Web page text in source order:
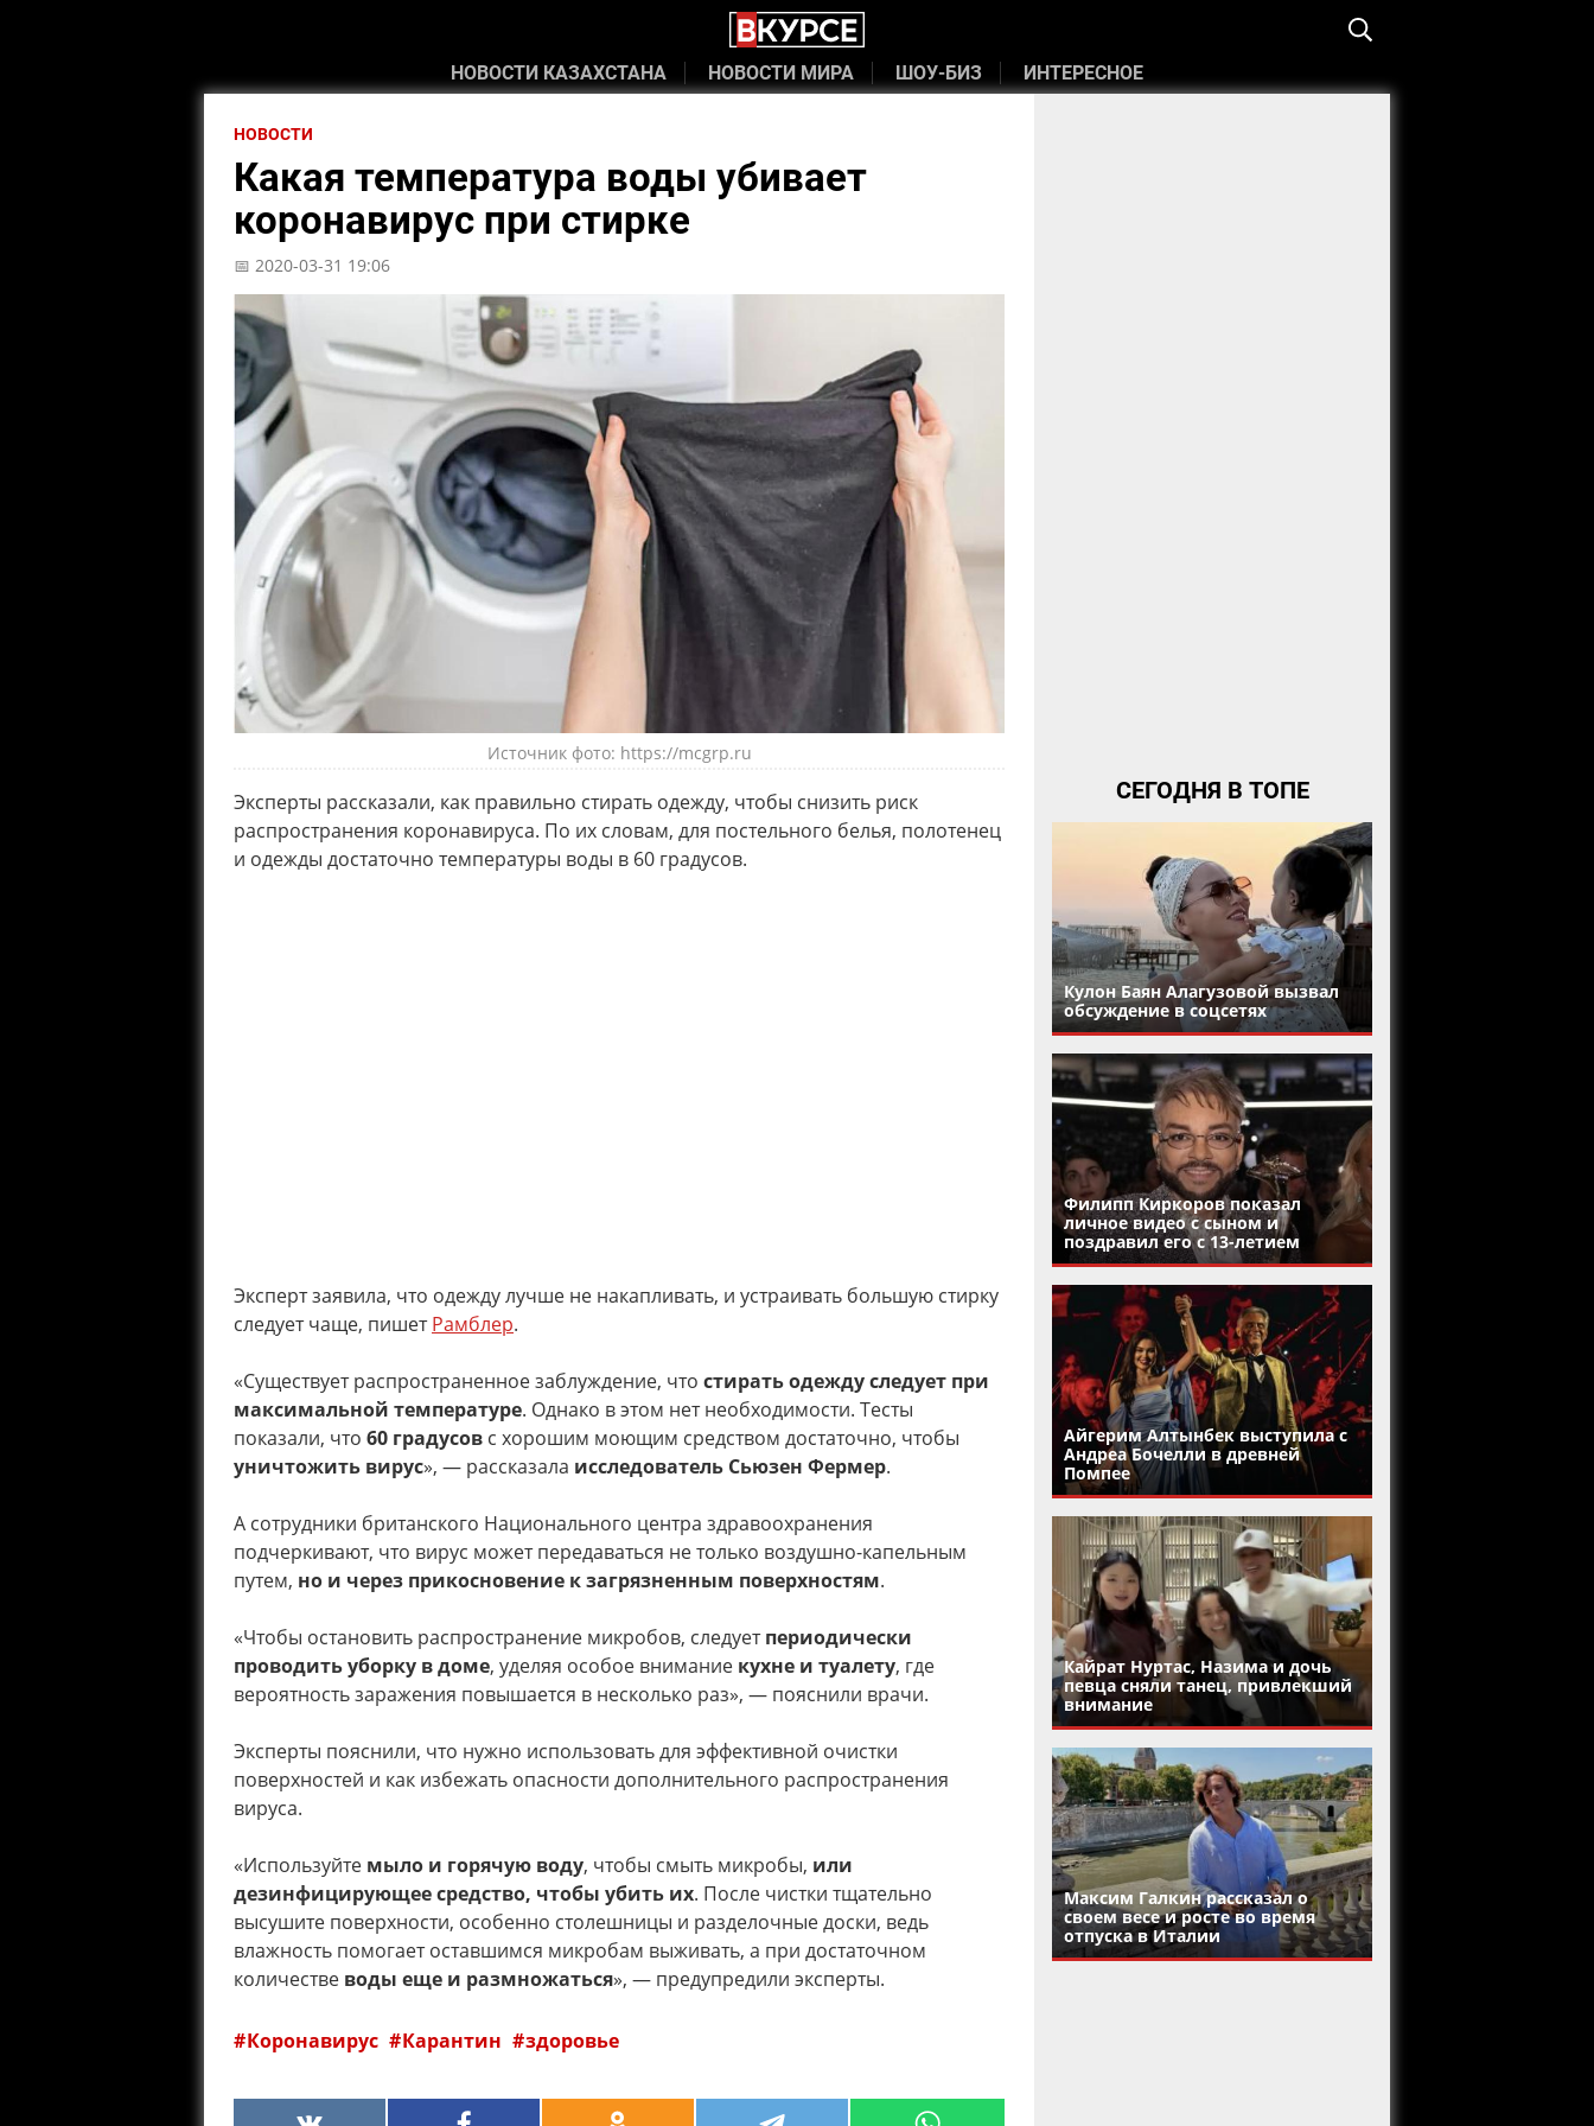
НОВОСТИ КАЗАХСТАНА НОВОСТИ МИРА ШОУ-БИЗ ИНТЕРЕСНОЕ
НОВОСТИ
Какая температура воды убивает
коронавирус при стирке
📅 2020-03-31 19:06
Источник фото: https://mcgrp.ru
Эксперты рассказали, как правильно стирать одежду, чтобы снизить риск
распространения коронавируса. По их словам, для постельного белья, полотенец
и одежды достаточно температуры воды в 60 градусов.
Эксперт заявила, что одежду лучше не накапливать, и устраивать большую стирку
следует чаще, пишетРамблер.
«Существует распространенное заблуждение, что стирать одежду следует при
максимальной температуре. Однако в этом нет необходимости. Тесты
показали, что 60 градусов с хорошим моющим средством достаточно, чтобы
уничтожить вирус», — рассказала исследователь Сьюзен Фермер.
А сотрудники британского Национального центра здравоохранения
подчеркивают, что вирус может передаваться не только воздушно-капельным
путем, но и через прикосновение к загрязненным поверхностям.
«Чтобы остановить распространение микробов, следуетпериодически
проводить уборку в доме, уделяя особое внимание кухне и туалету, где
вероятность заражения повышается в несколько раз», — пояснили врачи.
Эксперты пояснили, что нужно использовать для эффективной очистки
поверхностей и как избежать опасности дополнительного распространения
вируса.
«Используйте мыло и горячую воду, чтобы смыть микробы, или
дезинфицирующее средство, чтобы убить их. После чистки тщательно
высушите поверхности, особенно столешницы и разделочные доски, ведь
влажность помогает оставшимся микробам выживать, а при достаточном
количестве воды еще и размножаться», — предупредили эксперты.
Коронавирус Карантин здоровье
СЕГОДНЯ В ТОПЕ
Кулон Баян Алагузовой вызвал
обсуждение в соцсетях
Филипп Киркоров показал
личное видео с сыном и
поздравил его с 13-летием
Айгерим Алтынбек выступила с
Андреа Бочелли в древней
Помпее
Кайрат Нуртас, Назима и дочь
певца сняли танец, привлекший
внимание
Максим Галкин рассказал о
своем весе и росте во время
отпуска в Италии